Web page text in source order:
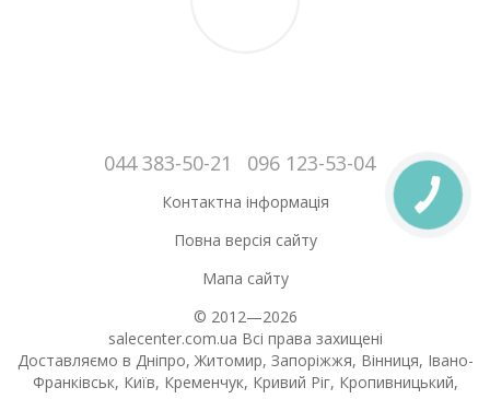
044 383-50-21 096 123-53-04
Контактна інформація
Повна версія сайту
Мапа сайту
© 2012—2026
salecenter.com.ua Всі права захищені
Доставляємо в Дніпро, Житомир, Запоріжжя, Вінниця, Івано-
Франківськ, Київ, Кременчук, Кривий Ріг, Кропивницький,